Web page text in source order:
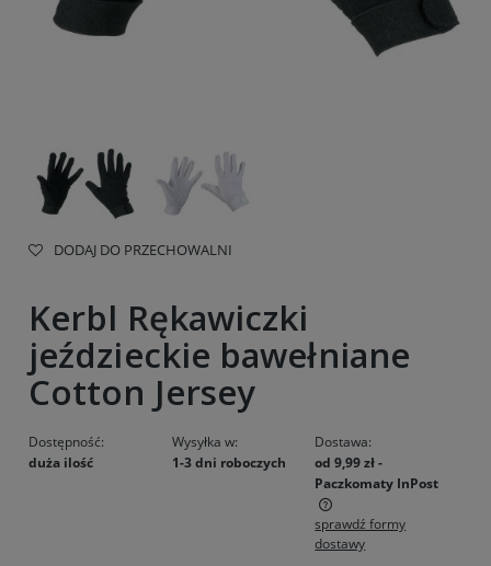
DODAJ DO PRZECHOWALNI
Kerbl Rękawiczki
jeździeckie bawełniane
Cotton Jersey
Dostępność:
duża ilość
Wysyłka w:
1-3 dni roboczych
Dostawa:
od 9,99 zł-
Paczkomaty InPost
Cena nie zawiera ewentualnych kosztów płatności
sprawdź formy
dostawy